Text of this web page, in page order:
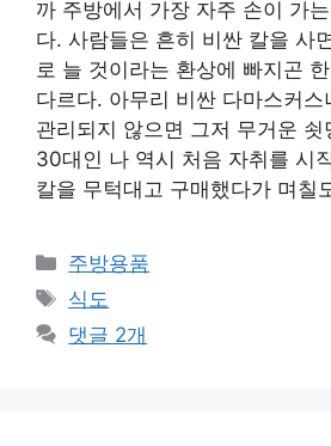
까 주방에서 가장 자주 손이 가
다. 사람들은 흔히 비싼 칼을 사
로 늘 것이라는 환상에 빠지곤
다르다. 아무리 비싼 다마스커스
관리되지 않으면 그저 무거운
30대인 나 역시 처음 자취를 시
칼을 무턱대고 구매했다가 며칠
카
테
고
리
주방용품
태
그
식도
댓글 2개